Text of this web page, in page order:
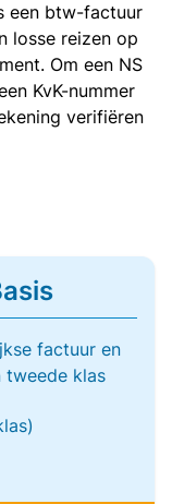
een btw-factuur
losse reizen op
Om een NS
KvK-nummer
verifiëren
factuur en
tweede klas